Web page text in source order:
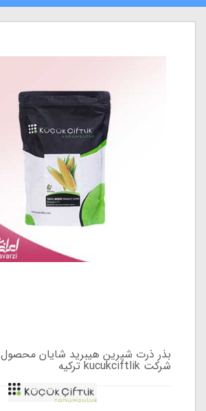
بذر ذرت شیرین هیبرید شایان محصول
شرکت kucukciftlik ترکیه